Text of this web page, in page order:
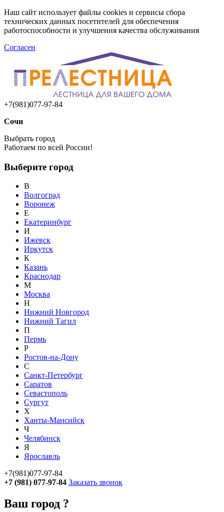
Наш сайт использует файлы cookies и сервисы сбора
технических данных посетителей для обеспечения
работоспособности и улучшения качества обслуживания
Согласен
+7(981)077-97-84
Сочи
Выбрать город
Работаем по всей России!
Выберите город
В
Волгоград
Воронеж
Е
Екатеринбург
И
Ижевск
Иркутск
К
Казань
Краснодар
М
Москва
Н
Нижний Новгород
Нижний Тагил
П
Пермь
Р
Ростов-на-Дону
С
Санкт-Петербург
Саратов
Севастополь
Сургут
Х
Ханты-Мансийск
Ч
Челябинск
Я
Ярославль
+7(981)077-97-84
+7 (981) 077-97-84 Заказать звонок
Ваш город ?